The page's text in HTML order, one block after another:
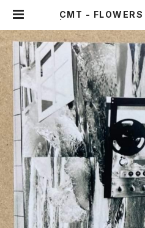
CMT - FLOWERS
rdings